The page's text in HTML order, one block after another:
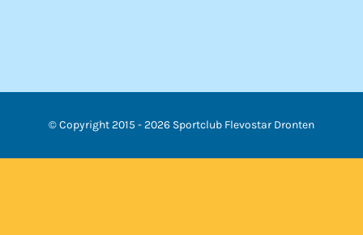
© Copyright 2015 -2026 Sportclub Flevostar Dronten